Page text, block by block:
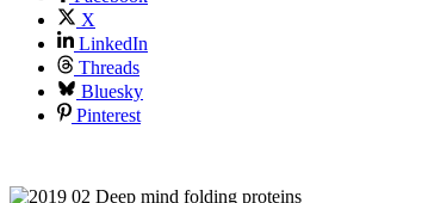
X
LinkedIn
Threads
Bluesky
Pinterest